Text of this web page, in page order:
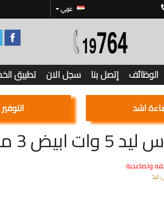
عربي
الوظائف إتصل بنا سجل الان تطبيق
اشد
كعب استارتر
وتصاعدية
ليد